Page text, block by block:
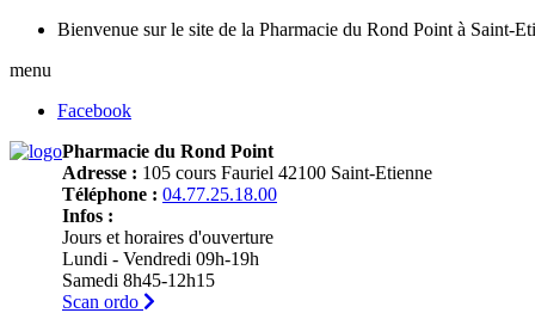
Bienvenue sur le site de la Pharmacie du Rond Point à Saint-
menu
Facebook
Pharmacie du Rond Point
Adresse : 105 cours Fauriel 42100 Saint-Etienne
Téléphone : 04.77.25.18.00
Infos :
Jours et horaires d'ouverture
Lundi - Vendredi 09h-19h
Samedi 8h45-12h15
Scan ordo